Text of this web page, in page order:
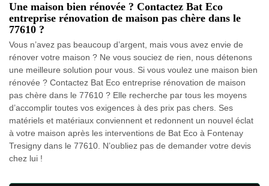
Une maison bien rénovée ? Contactez Bat Eco
entreprise rénovation de maison pas chère dans le
77610 ?
Vous n’avez pas beaucoup d’argent, mais vous avez envie de
rénover votre maison ? Ne vous souciez de rien, nous détenons
une meilleure solution pour vous. Si vous voulez une maison bien
rénovée ? Contactez Bat Eco entreprise rénovation de maison
pas chère dans le 77610 ? Elle recherche par tous les moyens
d’accomplir toutes vos exigences à des prix pas chers. Ses
matériels et matériaux conviennent et redonnent un nouvel éclat
à votre maison après les interventions de Bat Eco à Fontenay
Tresigny dans le 77610. N’oubliez pas de demander votre devis
chez lui !